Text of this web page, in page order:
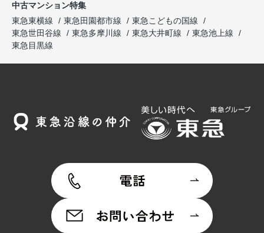
中古マンション特集
東急東横線
東急田園都市線
東急こどもの国線
東急世田谷線
東急多摩川線 東急大井町線
東急池上線
東急目黒線